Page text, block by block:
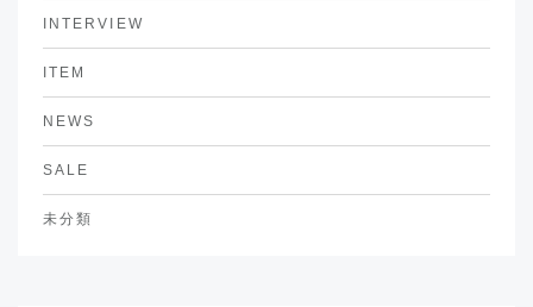
INTERVIEW
ITEM
NEWS
SALE
未分類